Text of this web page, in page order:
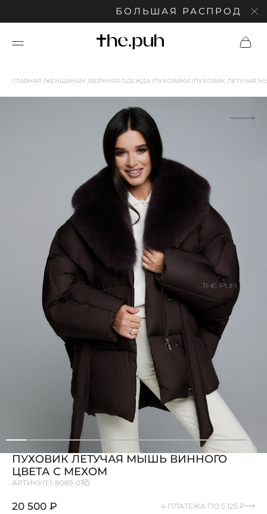
БОЛЬШАЯ РАСПРОДАЖА:
ГЛАВНАЯ ЖЕНЩИНАМ ВЕРХНЯЯ ОДЕЖДА ПУХОВИКИ ПУХОВИК ЛЕТУЧАЯ
ПУХОВИК ЛЕТУЧАЯ МЫШЬ ВИННОГО
ЦВЕТА С МЕХОМ
АРТИКУЛ:1-8069-01
20 500 ₽
4 ПЛАТЕЖА ПО 5 125 ₽